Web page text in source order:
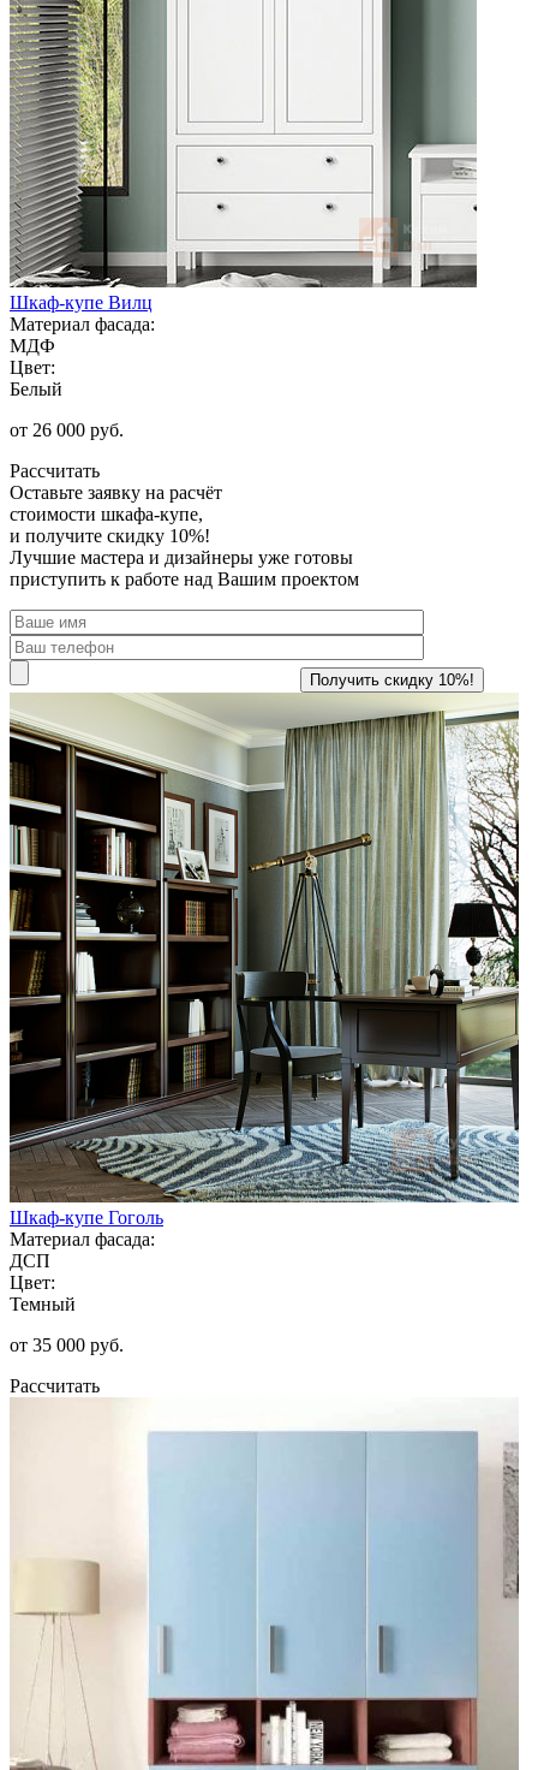
Шкаф-купе Вилц
Материал фасада:
МДФ
Цвет:
Белый
от 26 000 руб.
Рассчитать
Оставьте заявку на расчёт
стоимости шкафа-купе,
и получите скидку 10%!
Лучшие мастера и дизайнеры уже готовы
приступить к работе над Вашим проектом
Шкаф-купе Гоголь
Материал фасада:
ДСП
Цвет:
Темный
от 35 000 руб.
Рассчитать